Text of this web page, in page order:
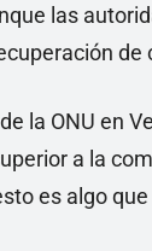
las
de
la ONU en
a la
es algo